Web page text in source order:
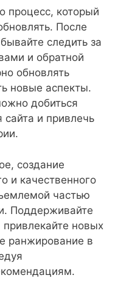
процесс, который
После
следить за
и обратной
обновлять
новые аспекты.
добиться
и привлечь
создание
и качественного
частью
Поддерживайте
новых
ранжирование в